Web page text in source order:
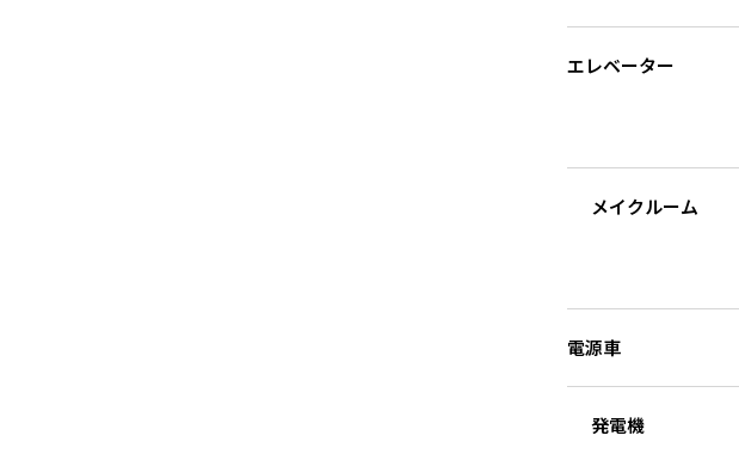
エレベーター
メイクルーム
電源車
発電機